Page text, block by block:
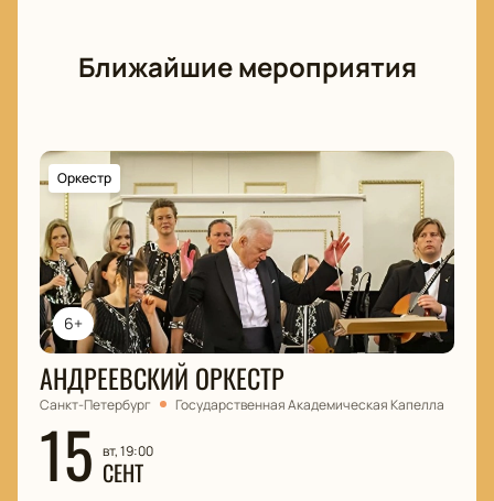
Ближайшие мероприятия
6+
Оркестр
АНДРЕЕВСКИЙ ОРКЕСТР
Санкт-Петербург Государственная Академическая Капелла
15 вт, 19:00
СЕНТ